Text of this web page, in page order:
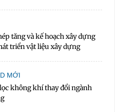
tăng và kế hoạch xây dựng
triển vật liệu xây dựng
MỚI
không khí thay đổi ngành